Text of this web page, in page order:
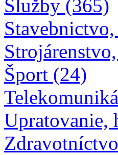
Služby (365)
Šport (24)
Upratovanie,